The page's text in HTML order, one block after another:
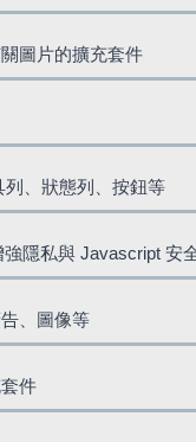
圖片的擴充套件
列、狀態列、按鈕等
隱私與 Javascript 安
、圖像等
件